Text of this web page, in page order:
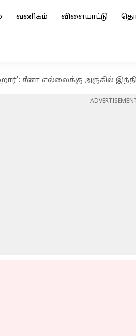
வணிகம் விளையாட்டு
சீனா எல்லைக்கு அருகில்
ADVERTISEMENT